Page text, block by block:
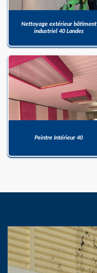
Nettoyage extérieur bâtiment
industriel 40 Landes
Peintre Intérieur 40